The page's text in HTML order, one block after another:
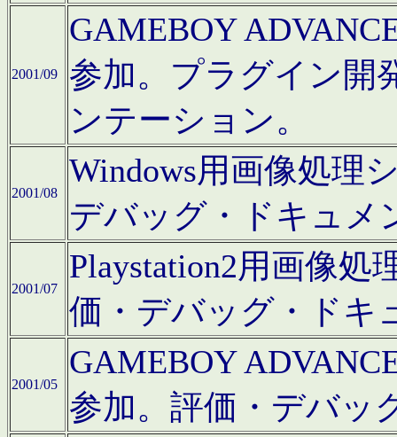
2001/09
GAMEBOY
参加。プラグイン開
ンテーション。
2001/08
Windows用画像処理
デバッグ・ドキュメ
2001/07
Playstation2用画像
価・デバッグ・ドキ
2001/05
GAMEBOY
参加。評価・デバッ